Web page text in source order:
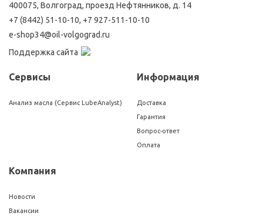
400075, Волгоград, проезд Нефтянников, д. 14
+7 (8442) 51-10-10, +7 927-511-10-10
e-shop34@oil-volgograd.ru
Поддержка сайта
Сервисы
Анализ масла (Сервис LubeAnalyst)
Информация
Доставка
Гарантия
Вопрос-ответ
Оплата
Компания
Новости
Вакансии